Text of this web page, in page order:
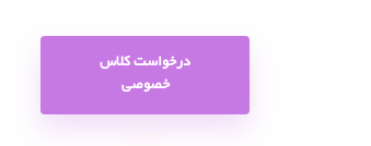
درخواست کلاس
خصوصی